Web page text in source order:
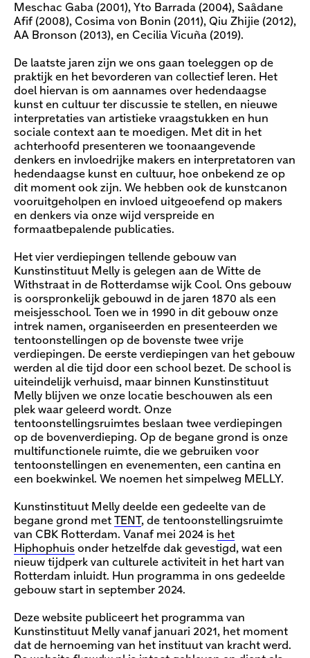
Meschac Gaba (2001), Yto Barrada (2004), Saâdane
Afif (2008), Cosima von Bonin (2011), Qiu Zhijie (2012),
AA Bronson (2013), en Cecilia Vicuña (2019).
De laatste jaren zijn we ons gaan toeleggen op de
praktijk en het bevorderen van collectief leren. Het
doel hiervan is om aannames over hedendaagse
kunst en cultuur ter discussie te stellen, en nieuwe
interpretaties van artistieke vraagstukken en hun
sociale context aan te moedigen. Met dit in het
achterhoofd presenteren we toonaangevende
denkers en invloedrijke makers en interpretatoren van
hedendaagse kunst en cultuur, hoe onbekend ze op
dit moment ook zijn. We hebben ook de kunstcanon
vooruitgeholpen en invloed uitgeoefend op makers
en denkers via onze wijd verspreide en
formaatbepalende publicaties.
Het vier verdiepingen tellende gebouw van
Kunstinstituut Melly is gelegen aan de Witte de
Withstraat in de Rotterdamse wijk Cool. Ons gebouw
is oorspronkelijk gebouwd in de jaren 1870 als een
meisjesschool. Toen we in 1990 in dit gebouw onze
intrek namen, organiseerden en presenteerden we
tentoonstellingen op de bovenste twee vrije
verdiepingen. De eerste verdiepingen van het gebouw
werden al die tijd door een school bezet. De school is
uiteindelijk verhuisd, maar binnen Kunstinstituut
Melly blijven we onze locatie beschouwen als een
plek waar geleerd wordt. Onze
tentoonstellingsruimtes beslaan twee verdiepingen
op de bovenverdieping. Op de begane grond is onze
multifunctionele ruimte, die we gebruiken voor
tentoonstellingen en evenementen, een cantina en
een boekwinkel. We noemen het simpelweg MELLY.
Kunstinstituut Melly deelde een gedeelte van de
begane grond met
TENT , de tentoonstellingsruimte
van CBK Rotterdam. Vanaf mei 2024 is het
Hiphophuis onder hetzelfde dak gevestigd, wat een
nieuw tijdperk van culturele activiteit in het hart van
Rotterdam inluidt. Hun programma in ons gedeelde
gebouw start in september 2024.
Deze website publiceert het programma van
Kunstinstituut Melly vanaf januari 2021, het moment
dat de hernoeming van het instituut van kracht werd.